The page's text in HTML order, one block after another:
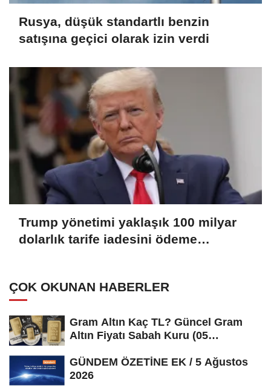
Rusya, düşük standartlı benzin
satışına geçici olarak izin verdi
Trump yönetimi yaklaşık 100 milyar
dolarlık tarife iadesini ödeme
ÇOK OKUNAN HABERLER
Gram Altın Kaç TL? Güncel Gram
Altın Fiyatı Sabah Kuru (05
GÜNDEM ÖZETİNE EK / 5 Ağustos
2026